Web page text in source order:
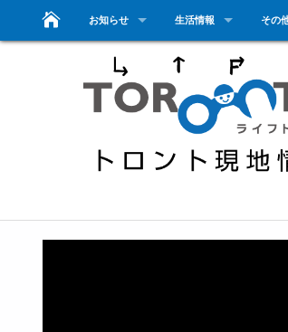
お知らせ 生活情報 その